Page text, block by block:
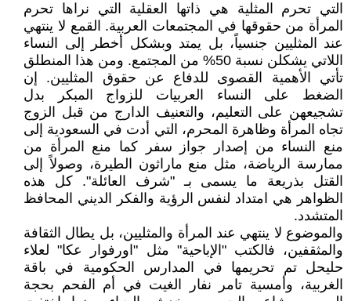
التي تحرم المثلية هي ذاتها العقلية التي نراها تحرم
المرأة من حقوقها في المجتمعات العربية. القمع لا ينتهي
عند المثليين جنسياً، بل يمتد وبشكل أخطر إلى النساء
اللاتي يشكلن نسبة 50% من المجتمع. ومن هذا المنطلق
تأتي الأهمية القصوى للدفاع عن حقوق المثليين. إن
الضغط على النساء العربيات للزواج المبكر بدل
تشجيعهن على التعليم، والتعنيف الدارج من قبل الزوج
تجاه المرأة وظاهرة المحرم، التي أدت في السعودية إلى
منع النساء من إصدار جواز سفر كما منع المرأة من
ممارسة الرياضة، مثل منع ماراثون الطيرة، وصولاً إلى
القتل بذريعة ما يسمى بـ "شرف العائلة". كل هذه
الظواهر هي امتداد لنفس الرؤية والفكر الديني المحافظ
المتشدد.
والموضوع لا ينتهي عند المرأة والمثليين، بل يطال الثقافة
والمثقفين، فالكتب "الإباحية" مثل "اورفوار عكا" لعلاء
حليحل تم تحريمها في المدارس الحكومية في باقة
الغربية، وأمسية تامر نفار الغيت في أم الفحم بحجة